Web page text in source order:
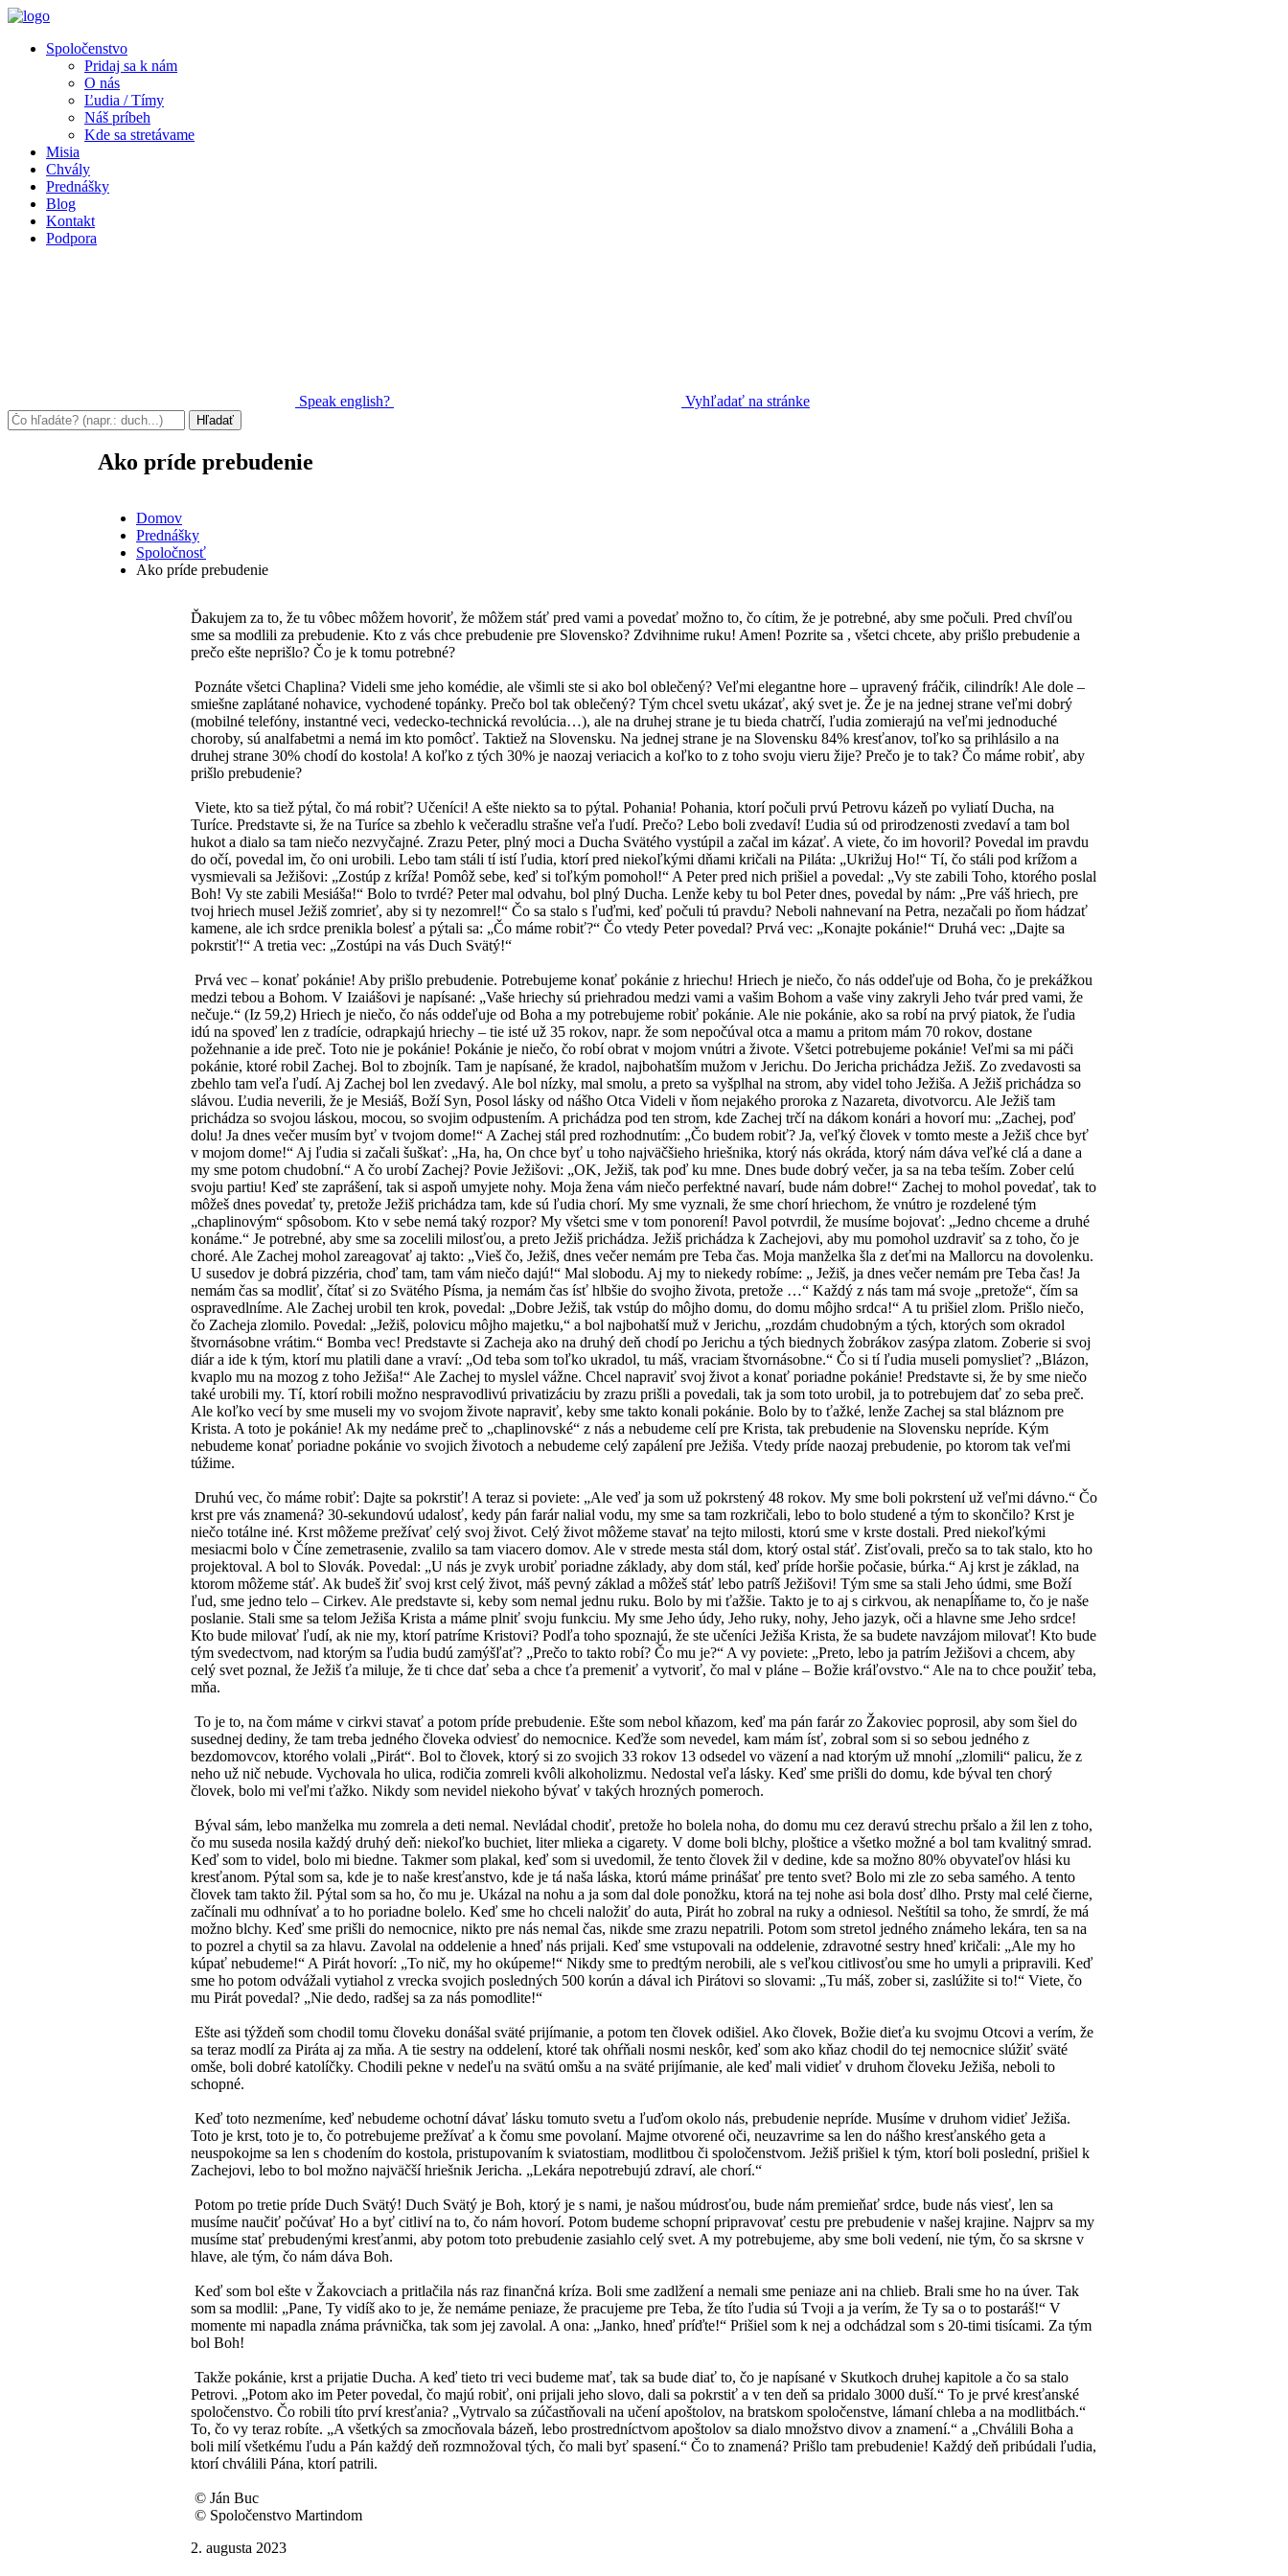
Spoločenstvo
Pridaj sa k nám
O nás
Ľudia / Tímy
Náš príbeh
Kde sa stretávame
Misia
Chvály
Prednášky
Blog
Kontakt
Podpora
Speak english? Vyhľadať na stránke
Ako príde prebudenie
Domov
Prednášky
Spoločnosť
Ako príde prebudenie
Ďakujem za to, že tu vôbec môžem hovoriť, že môžem stáť pred vami a povedať možno to, čo cítim, že je potrebné, aby sme počuli. Pred chvíľou
sme sa modlili za prebudenie. Kto z vás chce prebudenie pre Slovensko? Zdvihnime ruku! Amen! Pozrite sa , všetci chcete, aby prišlo prebudenie a
prečo ešte neprišlo? Čo je k tomu potrebné?
Poznáte všetci Chaplina? Videli sme jeho komédie, ale všimli ste si ako bol oblečený? Veľmi elegantne hore – upravený fráčik, cilindrík! Ale dole –
smiešne zaplátané nohavice, vychodené topánky. Prečo bol tak oblečený? Tým chcel svetu ukázať, aký svet je. Že je na jednej strane veľmi dobrý
(mobilné telefóny, instantné veci, vedecko-technická revolúcia…), ale na druhej strane je tu bieda chatrčí, ľudia zomierajú na veľmi jednoduché
choroby, sú analfabetmi a nemá im kto pomôcť. Taktiež na Slovensku. Na jednej strane je na Slovensku 84% kresťanov, toľko sa prihlásilo a na
druhej strane 30% chodí do kostola! A koľko z tých 30% je naozaj veriacich a koľko to z toho svoju vieru žije? Prečo je to tak? Čo máme robiť, aby
prišlo prebudenie?
Viete, kto sa tiež pýtal, čo má robiť? Učeníci! A ešte niekto sa to pýtal. Pohania! Pohania, ktorí počuli prvú Petrovu kázeň po vyliatí Ducha, na
Turíce. Predstavte si, že na Turíce sa zbehlo k večeradlu strašne veľa ľudí. Prečo? Lebo boli zvedaví! Ľudia sú od prirodzenosti zvedaví a tam bol
hukot a dialo sa tam niečo nezvyčajné. Zrazu Peter, plný moci a Ducha Svätého vystúpil a začal im kázať. A viete, čo im hovoril? Povedal im pravdu
do očí, povedal im, čo oni urobili. Lebo tam stáli tí istí ľudia, ktorí pred niekoľkými dňami kričali na Piláta: „Ukrižuj Ho!“ Tí, čo stáli pod krížom a
vysmievali sa Ježišovi: „Zostúp z kríža! Pomôž sebe, keď si toľkým pomohol!“ A Peter pred nich prišiel a povedal: „Vy ste zabili Toho, ktorého poslal
Boh! Vy ste zabili Mesiáša!“ Bolo to tvrdé? Peter mal odvahu, bol plný Ducha. Lenže keby tu bol Peter dnes, povedal by nám: „Pre váš hriech, pre
tvoj hriech musel Ježiš zomrieť, aby si ty nezomrel!“ Čo sa stalo s ľuďmi, keď počuli tú pravdu? Neboli nahnevaní na Petra, nezačali po ňom hádzať
kamene, ale ich srdce prenikla bolesť a pýtali sa: „Čo máme robiť?“ Čo vtedy Peter povedal? Prvá vec: „Konajte pokánie!“ Druhá vec: „Dajte sa
pokrstiť!“ A tretia vec: „Zostúpi na vás Duch Svätý!“
Prvá vec – konať pokánie! Aby prišlo prebudenie. Potrebujeme konať pokánie z hriechu! Hriech je niečo, čo nás oddeľuje od Boha, čo je prekážkou
medzi tebou a Bohom. V Izaiášovi je napísané: „Vaše hriechy sú priehradou medzi vami a vašim Bohom a vaše viny zakryli Jeho tvár pred vami, že
nečuje.“ (Iz 59,2) Hriech je niečo, čo nás oddeľuje od Boha a my potrebujeme robiť pokánie. Ale nie pokánie, ako sa robí na prvý piatok, že ľudia
idú na spoveď len z tradície, odrapkajú hriechy – tie isté už 35 rokov, napr. že som nepočúval otca a mamu a pritom mám 70 rokov, dostane
požehnanie a ide preč. Toto nie je pokánie! Pokánie je niečo, čo robí obrat v mojom vnútri a živote. Všetci potrebujeme pokánie! Veľmi sa mi páči
pokánie, ktoré robil Zachej. Bol to zbojník. Tam je napísané, že kradol, najbohatším mužom v Jerichu. Do Jericha prichádza Ježiš. Zo zvedavosti sa
zbehlo tam veľa ľudí. Aj Zachej bol len zvedavý. Ale bol nízky, mal smolu, a preto sa vyšplhal na strom, aby videl toho Ježiša. A Ježiš prichádza so
slávou. Ľudia neverili, že je Mesiáš, Boží Syn, Posol lásky od nášho Otca Videli v ňom nejakého proroka z Nazareta, divotvorcu. Ale Ježiš tam
prichádza so svojou láskou, mocou, so svojim odpustením. A prichádza pod ten strom, kde Zachej trčí na dákom konári a hovorí mu: „Zachej, poď
dolu! Ja dnes večer musím byť v tvojom dome!“ A Zachej stál pred rozhodnutím: „Čo budem robiť? Ja, veľký človek v tomto meste a Ježiš chce byť
v mojom dome!“ Aj ľudia si začali šuškať: „Ha, ha, On chce byť u toho najväčšieho hriešnika, ktorý nás okráda, ktorý nám dáva veľké clá a dane a
my sme potom chudobní.“ A čo urobí Zachej? Povie Ježišovi: „OK, Ježiš, tak poď ku mne. Dnes bude dobrý večer, ja sa na teba teším. Zober celú
svoju partiu! Keď ste zaprášení, tak si aspoň umyjete nohy. Moja žena vám niečo perfektné navarí, bude nám dobre!“ Zachej to mohol povedať, tak to
môžeš dnes povedať ty, pretože Ježiš prichádza tam, kde sú ľudia chorí. My sme vyznali, že sme chorí hriechom, že vnútro je rozdelené tým
„chaplinovým“ spôsobom. Kto v sebe nemá taký rozpor? My všetci sme v tom ponorení! Pavol potvrdil, že musíme bojovať: „Jedno chceme a druhé
konáme.“ Je potrebné, aby sme sa zocelili milosťou, a preto Ježiš prichádza. Ježiš prichádza k Zachejovi, aby mu pomohol uzdraviť sa z toho, čo je
choré. Ale Zachej mohol zareagovať aj takto: „Vieš čo, Ježiš, dnes večer nemám pre Teba čas. Moja manželka šla z deťmi na Mallorcu na dovolenku.
U susedov je dobrá pizzéria, choď tam, tam vám niečo dajú!“ Mal slobodu. Aj my to niekedy robíme: „ Ježiš, ja dnes večer nemám pre Teba čas! Ja
nemám čas sa modliť, čítať si zo Svätého Písma, ja nemám čas ísť hlbšie do svojho života, pretože …“ Každý z nás tam má svoje „pretože“, čím sa
ospravedlníme. Ale Zachej urobil ten krok, povedal: „Dobre Ježiš, tak vstúp do môjho domu, do domu môjho srdca!“ A tu prišiel zlom. Prišlo niečo,
čo Zacheja zlomilo. Povedal: „Ježiš, polovicu môjho majetku,“ a bol najbohatší muž v Jerichu, „rozdám chudobným a tých, ktorých som okradol
štvornásobne vrátim.“ Bomba vec! Predstavte si Zacheja ako na druhý deň chodí po Jerichu a tých biednych žobrákov zasýpa zlatom. Zoberie si svoj
diár a ide k tým, ktorí mu platili dane a vraví: „Od teba som toľko ukradol, tu máš, vraciam štvornásobne.“ Čo si tí ľudia museli pomyslieť? „Blázon,
kvaplo mu na mozog z toho Ježiša!“ Ale Zachej to myslel vážne. Chcel napraviť svoj život a konať poriadne pokánie! Predstavte si, že by sme niečo
také urobili my. Tí, ktorí robili možno nespravodlivú privatizáciu by zrazu prišli a povedali, tak ja som toto urobil, ja to potrebujem dať zo seba preč.
Ale koľko vecí by sme museli my vo svojom živote napraviť, keby sme takto konali pokánie. Bolo by to ťažké, lenže Zachej sa stal bláznom pre
Krista. A toto je pokánie! Ak my nedáme preč to „chaplinovské“ z nás a nebudeme celí pre Krista, tak prebudenie na Slovensku nepríde. Kým
nebudeme konať poriadne pokánie vo svojich životoch a nebudeme celý zapálení pre Ježiša. Vtedy príde naozaj prebudenie, po ktorom tak veľmi
túžime.
Druhú vec, čo máme robiť: Dajte sa pokrstiť! A teraz si poviete: „Ale veď ja som už pokrstený 48 rokov. My sme boli pokrstení už veľmi dávno.“ Čo
krst pre vás znamená? 30-sekundovú udalosť, kedy pán farár nalial vodu, my sme sa tam rozkričali, lebo to bolo studené a tým to skončilo? Krst je
niečo totálne iné. Krst môžeme prežívať celý svoj život. Celý život môžeme stavať na tejto milosti, ktorú sme v krste dostali. Pred niekoľkými
mesiacmi bolo v Číne zemetrasenie, zvalilo sa tam viacero domov. Ale v strede mesta stál dom, ktorý ostal stáť. Zisťovali, prečo sa to tak stalo, kto ho
projektoval. A bol to Slovák. Povedal: „U nás je zvyk urobiť poriadne základy, aby dom stál, keď príde horšie počasie, búrka.“ Aj krst je základ, na
ktorom môžeme stáť. Ak budeš žiť svoj krst celý život, máš pevný základ a môžeš stáť lebo patríš Ježišovi! Tým sme sa stali Jeho údmi, sme Boží
ľud, sme jedno telo – Cirkev. Ale predstavte si, keby som nemal jednu ruku. Bolo by mi ťažšie. Takto je to aj s cirkvou, ak nenapĺňame to, čo je naše
poslanie. Stali sme sa telom Ježiša Krista a máme plniť svoju funkciu. My sme Jeho údy, Jeho ruky, nohy, Jeho jazyk, oči a hlavne sme Jeho srdce!
Kto bude milovať ľudí, ak nie my, ktorí patríme Kristovi? Podľa toho spoznajú, že ste učeníci Ježiša Krista, že sa budete navzájom milovať! Kto bude
tým svedectvom, nad ktorým sa ľudia budú zamýšľať? „Prečo to takto robí? Čo mu je?“ A vy poviete: „Preto, lebo ja patrím Ježišovi a chcem, aby
celý svet poznal, že Ježiš ťa miluje, že ti chce dať seba a chce ťa premeniť a vytvoriť, čo mal v pláne – Božie kráľovstvo.“ Ale na to chce použiť teba,
mňa.
To je to, na čom máme v cirkvi stavať a potom príde prebudenie. Ešte som nebol kňazom, keď ma pán farár zo Žakoviec poprosil, aby som šiel do
susednej dediny, že tam treba jedného človeka odviesť do nemocnice. Keďže som nevedel, kam mám ísť, zobral som si so sebou jedného z
bezdomovcov, ktorého volali „Pirát“. Bol to človek, ktorý si zo svojich 33 rokov 13 odsedel vo väzení a nad ktorým už mnohí „zlomili“ palicu, že z
neho už nič nebude. Vychovala ho ulica, rodičia zomreli kvôli alkoholizmu. Nedostal veľa lásky. Keď sme prišli do domu, kde býval ten chorý
človek, bolo mi veľmi ťažko. Nikdy som nevidel niekoho bývať v takých hrozných pomeroch.
Býval sám, lebo manželka mu zomrela a deti nemal. Nevládal chodiť, pretože ho bolela noha, do domu mu cez deravú strechu pršalo a žil len z toho,
čo mu suseda nosila každý druhý deň: niekoľko buchiet, liter mlieka a cigarety. V dome boli blchy, ploštice a všetko možné a bol tam kvalitný smrad.
Keď som to videl, bolo mi biedne. Takmer som plakal, keď som si uvedomil, že tento človek žil v dedine, kde sa možno 80% obyvateľov hlási ku
kresťanom. Pýtal som sa, kde je to naše kresťanstvo, kde je tá naša láska, ktorú máme prinášať pre tento svet? Bolo mi zle zo seba samého. A tento
človek tam takto žil. Pýtal som sa ho, čo mu je. Ukázal na nohu a ja som dal dole ponožku, ktorá na tej nohe asi bola dosť dlho. Prsty mal celé čierne,
začínali mu odhnívať a to ho poriadne bolelo. Keď sme ho chceli naložiť do auta, Pirát ho zobral na ruky a odniesol. Neštítil sa toho, že smrdí, že má
možno blchy. Keď sme prišli do nemocnice, nikto pre nás nemal čas, nikde sme zrazu nepatrili. Potom som stretol jedného známeho lekára, ten sa na
to pozrel a chytil sa za hlavu. Zavolal na oddelenie a hneď nás prijali. Keď sme vstupovali na oddelenie, zdravotné sestry hneď kričali: „Ale my ho
kúpať nebudeme!“ A Pirát hovorí: „To nič, my ho okúpeme!“ Nikdy sme to predtým nerobili, ale s veľkou citlivosťou sme ho umyli a pripravili. Keď
sme ho potom odvážali vytiahol z vrecka svojich posledných 500 korún a dával ich Pirátovi so slovami: „Tu máš, zober si, zaslúžite si to!“ Viete, čo
mu Pirát povedal? „Nie dedo, radšej sa za nás pomodlite!“
Ešte asi týždeň som chodil tomu človeku donášal sväté prijímanie, a potom ten človek odišiel. Ako človek, Božie dieťa ku svojmu Otcovi a verím, že
sa teraz modlí za Piráta aj za mňa. A tie sestry na oddelení, ktoré tak ohŕňali nosmi neskôr, keď som ako kňaz chodil do tej nemocnice slúžiť sväté
omše, boli dobré katolíčky. Chodili pekne v nedeľu na svätú omšu a na sväté prijímanie, ale keď mali vidieť v druhom človeku Ježiša, neboli to
schopné.
Keď toto nezmeníme, keď nebudeme ochotní dávať lásku tomuto svetu a ľuďom okolo nás, prebudenie nepríde. Musíme v druhom vidieť Ježiša.
Toto je krst, toto je to, čo potrebujeme prežívať a k čomu sme povolaní. Majme otvorené oči, neuzavrime sa len do nášho kresťanského geta a
neuspokojme sa len s chodením do kostola, pristupovaním k sviatostiam, modlitbou či spoločenstvom. Ježiš prišiel k tým, ktorí boli poslední, prišiel k
Zachejovi, lebo to bol možno najväčší hriešnik Jericha. „Lekára nepotrebujú zdraví, ale chorí.“
Potom po tretie príde Duch Svätý! Duch Svätý je Boh, ktorý je s nami, je našou múdrosťou, bude nám premieňať srdce, bude nás viesť, len sa
musíme naučiť počúvať Ho a byť citliví na to, čo nám hovorí. Potom budeme schopní pripravovať cestu pre prebudenie v našej krajine. Najprv sa my
musíme stať prebudenými kresťanmi, aby potom toto prebudenie zasiahlo celý svet. A my potrebujeme, aby sme boli vedení, nie tým, čo sa skrsne v
hlave, ale tým, čo nám dáva Boh.
Keď som bol ešte v Žakovciach a pritlačila nás raz finančná kríza. Boli sme zadlžení a nemali sme peniaze ani na chlieb. Brali sme ho na úver. Tak
som sa modlil: „Pane, Ty vidíš ako to je, že nemáme peniaze, že pracujeme pre Teba, že títo ľudia sú Tvoji a ja verím, že Ty sa o to postaráš!“ V
momente mi napadla známa právnička, tak som jej zavolal. A ona: „Janko, hneď príďte!“ Prišiel som k nej a odchádzal som s 20-timi tisícami. Za tým
bol Boh!
Takže pokánie, krst a prijatie Ducha. A keď tieto tri veci budeme mať, tak sa bude diať to, čo je napísané v Skutkoch druhej kapitole a čo sa stalo
Petrovi. „Potom ako im Peter povedal, čo majú robiť, oni prijali jeho slovo, dali sa pokrstiť a v ten deň sa pridalo 3000 duší.“ To je prvé kresťanské
spoločenstvo. Čo robili títo prví kresťania? „Vytrvalo sa zúčastňovali na učení apoštolov, na bratskom spoločenstve, lámaní chleba a na modlitbách.“
To, čo vy teraz robíte. „A všetkých sa zmocňovala bázeň, lebo prostredníctvom apoštolov sa dialo množstvo divov a znamení.“ a „Chválili Boha a
boli milí všetkému ľudu a Pán každý deň rozmnožoval tých, čo mali byť spasení.“ Čo to znamená? Prišlo tam prebudenie! Každý deň pribúdali ľudia,
ktorí chválili Pána, ktorí patrili.
© Ján Buc
© Spoločenstvo Martindom
2. augusta 2023